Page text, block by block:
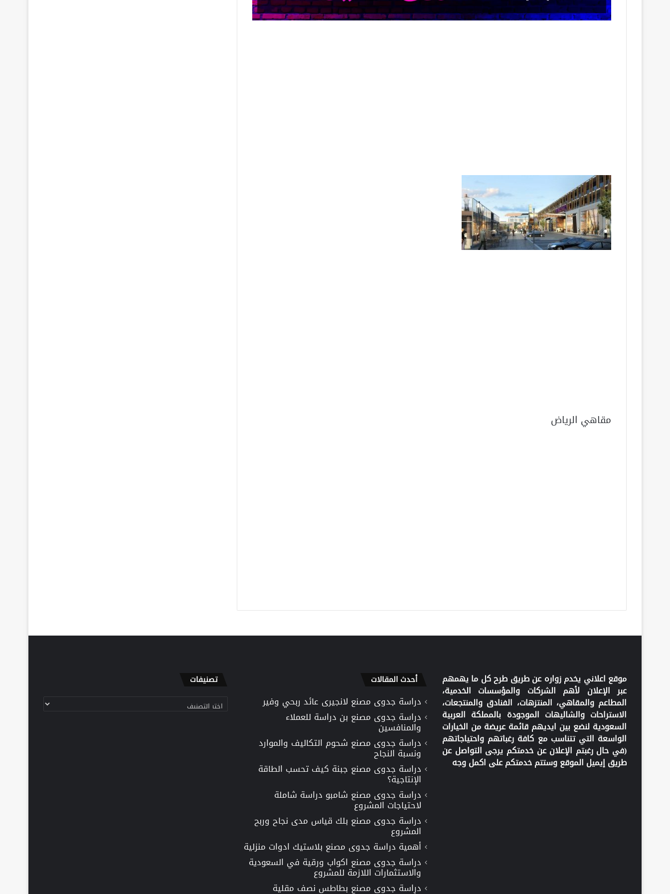
مقاهي الرياض
موقع اعلاني يخدم زواره عن طريق طرح كل ما يهمهم
عبر الإعلان لأهم الشركات والمؤسسات الخدمية،
المطاعم والمقاهي، المنتزهات، الفنادق والمنتجعات،
الاستراحات والشاليهات الموجودة بالمملكة العربية
السعودية لنضع بين ايديهم قائمة عريضة من الخيارات
الواسعة التي تتناسب مع كافة رغباتهم واحتياجاتهم
(في حال رغبتم الإعلان عن خدمتكم يرجى التواصل عن
طريق إيميل الموقع وستتم خدمتكم على اكمل وجه
أحدث المقالات
دراسة جدوى مصنع لانجيرى عائد ربحي وفير
دراسة جدوى مصنع بن دراسة للعملاء
والمنافسين
دراسة جدوى مصنع شحوم التكاليف والموارد
ونسبة النجاح
دراسة جدوى مصنع جبنة كيف تحسب الطاقة
الإنتاجية؟
دراسة جدوى مصنع شامبو دراسة شاملة
لاحتياجات المشروع
دراسة جدوى مصنع بلك قياس مدى نجاح وربح
المشروع
أهمية دراسة جدوى مصنع بلاستيك ادوات منزلية
دراسة جدوى مصنع اكواب ورقية في السعودية
والاستثمارات اللازمة للمشروع
دراسة جدوى مصنع بطاطس نصف مقلية
تصنيفات
تصنيفات